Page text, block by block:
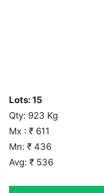
Lots: 15
Qty: 923 Kg
Mx : ₹ 611
Mn: ₹ 436
Avg: ₹ 536